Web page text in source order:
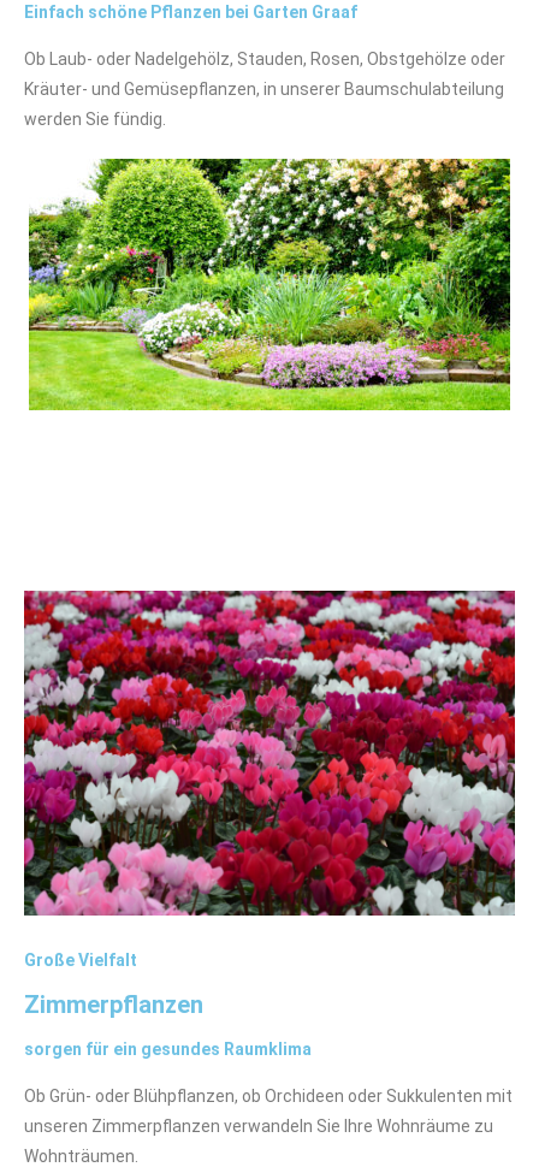
Einfach schöne Pflanzen bei Garten Graaf
Ob Laub- oder Nadelgehölz, Stauden, Rosen, Obstgehölze oder
Kräuter- und Gemüsepflanzen, in unserer Baumschulabteilung
werden Sie fündig.
Große Vielfalt
Zimmerpflanzen
sorgen für ein gesundes Raumklima
Ob Grün- oder Blühpflanzen, ob Orchideen oder Sukkulenten mit
unseren Zimmerpflanzen verwandeln Sie Ihre Wohnräume zu
Wohnträumen.